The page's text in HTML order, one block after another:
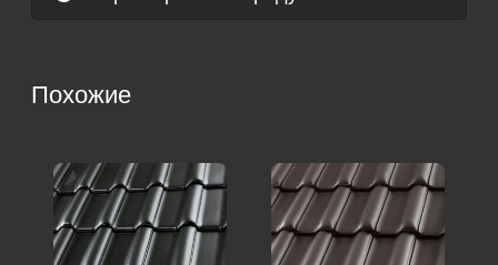
Похожие